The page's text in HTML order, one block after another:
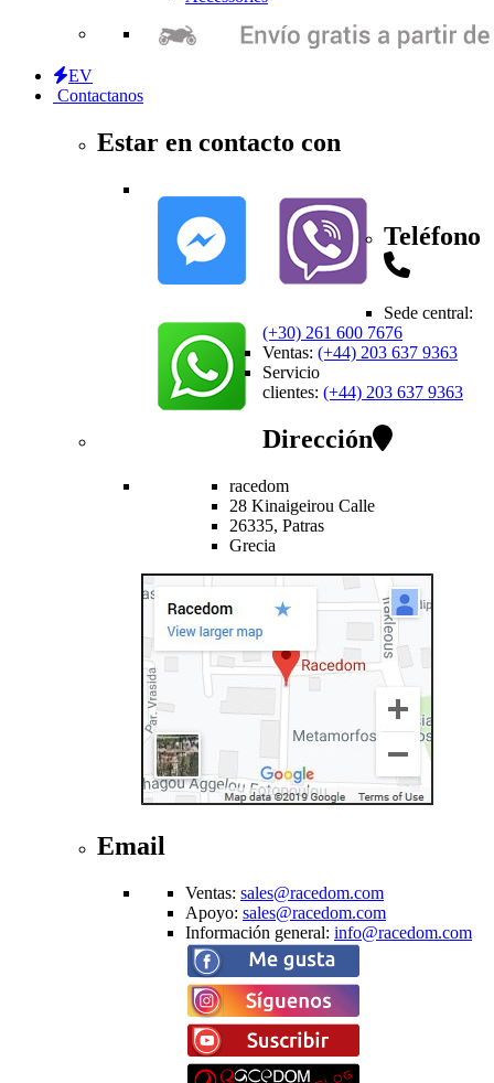
EV
Contactanos
Estar en contacto con
Teléfono
Sede central:
(+30) 261 600 7676
Ventas: (+44) 203 637 9363
Servicio
clientes: (+44) 203 637 9363
Dirección
racedom
28 Kinaigeirou Calle
26335, Patras
Grecia
Email
Ventas: sales@racedom.com
Apoyo: sales@racedom.com
Información general: info@racedom.com